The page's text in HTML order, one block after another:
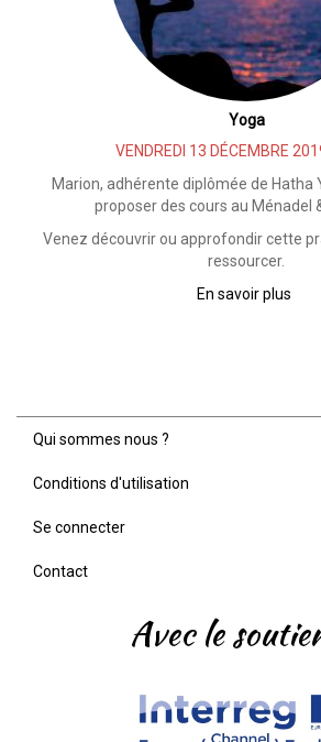
Yoga
VENDREDI 13 DÉCEMBRE
Marion, adhérente diplômée de Hatha
proposer des cours au Ménadel
Venez découvrir ou approfondir cette
ressourcer.
En savoir plus
Menu
de
page
Qui sommes nous ?
Conditions d'utilisation
Se connecter
Contact
Avec le